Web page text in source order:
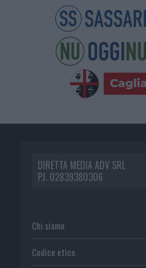
DIRETTA MEDIA ADV SRL
P.I. 02839380306
Chi siamo
Codice etico